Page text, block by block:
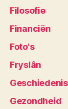
Filosofie
Financiën
Foto's
Fryslân
Geschiedenis
Gezondheid